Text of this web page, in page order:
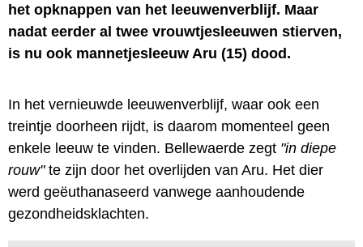
het opknappen van het leeuwenverblijf. Maar
nadat eerder al twee vrouwtjesleeuwen stierven,
is nu ook mannetjesleeuw Aru (15) dood.
In het vernieuwde leeuwenverblijf, waar ook een
treintje doorheen rijdt, is daarom momenteel geen
enkele leeuw te vinden. Bellewaerde zegt "in diepe
rouw"te zijn door het overlijden van Aru. Het dier
werd geëuthanaseerd vanwege aanhoudende
gezondheidsklachten.